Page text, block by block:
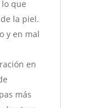
que
la piel.
y en mal
en
más